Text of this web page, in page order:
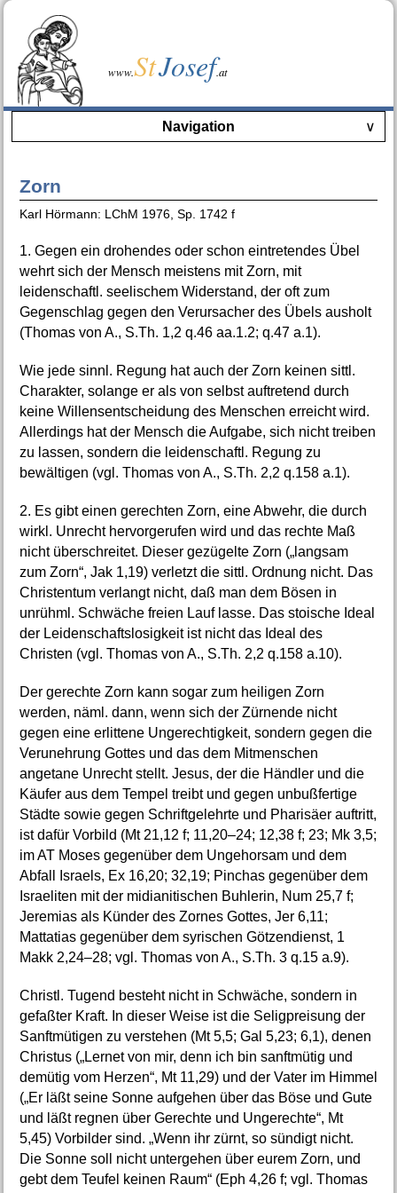
www.StJosef.at
Navigation ∨
Zorn
Karl Hörmann: LChM 1976, Sp. 1742 f
1. Gegen ein drohendes oder schon eintretendes Übel
wehrt sich der Mensch meistens mit Zorn, mit
leidenschaftl. seelischem Widerstand, der oft zum
Gegenschlag gegen den Verursacher des Übels ausholt
(Thomas von A., S.Th. 1,2 q.46 aa.1.2; q.47 a.1).
Wie jede sinnl. Regung hat auch der Zorn keinen sittl.
Charakter, solange er als von selbst auftretend durch
keine Willensentscheidung des Menschen erreicht wird.
Allerdings hat der Mensch die Aufgabe, sich nicht treiben
zu lassen, sondern die leidenschaftl. Regung zu
bewältigen (vgl. Thomas von A., S.Th. 2,2 q.158 a.1).
2. Es gibt einen gerechten Zorn, eine Abwehr, die durch
wirkl. Unrecht hervorgerufen wird und das rechte Maß
nicht überschreitet. Dieser gezügelte Zorn („langsam
zum Zorn“, Jak 1,19) verletzt die sittl. Ordnung nicht. Das
Christentum verlangt nicht, daß man dem Bösen in
unrühml. Schwäche freien Lauf lasse. Das stoische Ideal
der Leidenschaftslosigkeit ist nicht das Ideal des
Christen (vgl. Thomas von A., S.Th. 2,2 q.158 a.10).
Der gerechte Zorn kann sogar zum heiligen Zorn
werden, näml. dann, wenn sich der Zürnende nicht
gegen eine erlittene Ungerechtigkeit, sondern gegen die
Verunehrung Gottes und das dem Mitmenschen
angetane Unrecht stellt. Jesus, der die Händler und die
Käufer aus dem Tempel treibt und gegen unbußfertige
Städte sowie gegen Schriftgelehrte und Pharisäer auftritt,
ist dafür Vorbild (Mt 21,12 f; 11,20–24; 12,38 f; 23; Mk 3,5;
im AT Moses gegenüber dem Ungehorsam und dem
Abfall Israels, Ex 16,20; 32,19; Pinchas gegenüber dem
Israeliten mit der midianitischen Buhlerin, Num 25,7 f;
Jeremias als Künder des Zornes Gottes, Jer 6,11;
Mattatias gegenüber dem syrischen Götzendienst, 1
Makk 2,24–28; vgl. Thomas von A., S.Th. 3 q.15 a.9).
Christl. Tugend besteht nicht in Schwäche, sondern in
gefaßter Kraft. In dieser Weise ist die Seligpreisung der
Sanftmütigen zu verstehen (Mt 5,5; Gal 5,23; 6,1), denen
Christus („Lernet von mir, denn ich bin sanftmütig und
demütig vom Herzen“, Mt 11,29) und der Vater im Himmel
(„Er läßt seine Sonne aufgehen über das Böse und Gute
und läßt regnen über Gerechte und Ungerechte“, Mt
5,45) Vorbilder sind. „Wenn ihr zürnt, so sündigt nicht.
Die Sonne soll nicht untergehen über eurem Zorn, und
gebt dem Teufel keinen Raum“ (Eph 4,26 f; vgl. Thomas